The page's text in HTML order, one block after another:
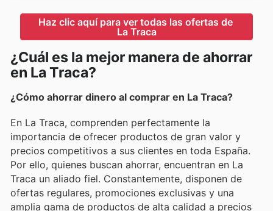
Haz clic aquí para ver todas las ofertas de
La Traca
¿Cuál es la mejor manera de ahorrar
en La Traca?
¿Cómo ahorrar dinero al comprar en La Traca?
En La Traca, comprenden perfectamente la
importancia de ofrecer productos de gran valor y
precios competitivos a sus clientes en toda España.
Por ello, quienes buscan ahorrar, encuentran en La
Traca un aliado fiel. Constantemente, disponen de
ofertas regulares, promociones exclusivas y una
amplia gama de productos de alta calidad a precios